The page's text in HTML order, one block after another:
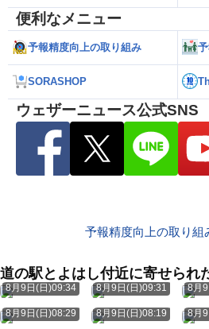
便利なメニュー
予報精度向上の取り組み
SORASHOP
ウェザーニュース公式SNS
予報精度向上の取り組
道の駅とよはし付近に寄せられ
8月9日(日)09:34 8月9日(日)09:31 8月
8月9日(日)08:29 8月9日(日)08:19 8月